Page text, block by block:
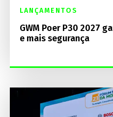
LANÇAMENTOS
GWM Poer P30 2027
e mais segurança